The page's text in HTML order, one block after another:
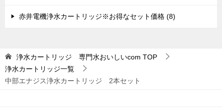
赤井電機浄水カートリッジ※お得なセット価格 (8)
浄水カートリッジ 専門水おいしいcom TOP
浄水カートリッジ一覧
中部エナジス浄水カートリッジ 2本セット